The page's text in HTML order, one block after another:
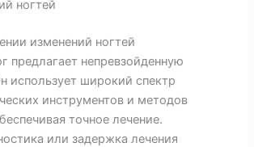
ногтей
изменений ногтей
предлагает непревзойденную
использует широкий спектр
инструментов и методов
точное лечение.
или задержка лечения